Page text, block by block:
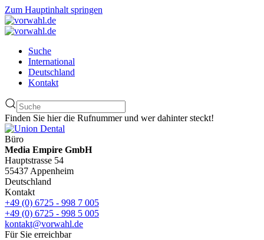
Zum Hauptinhalt springen
Suche
International
Deutschland
Kontakt
Finden Sie hier die Rufnummer und wer dahinter steckt!
Büro
Media Empire GmbH
Hauptstrasse 54
55437 Appenheim
Deutschland
Kontakt
+49 (0) 6725 - 998 7 005
+49 (0) 6725 - 998 5 005
kontakt@vorwahl.de
Für Sie erreichbar